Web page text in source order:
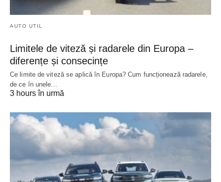
AUTO UTIL
Limitele de viteză și radarele din Europa –
diferențe și consecințe
Ce limite de viteză se aplică în Europa? Cum funcționează radarele,
de ce în unele…
3 hours în urmă